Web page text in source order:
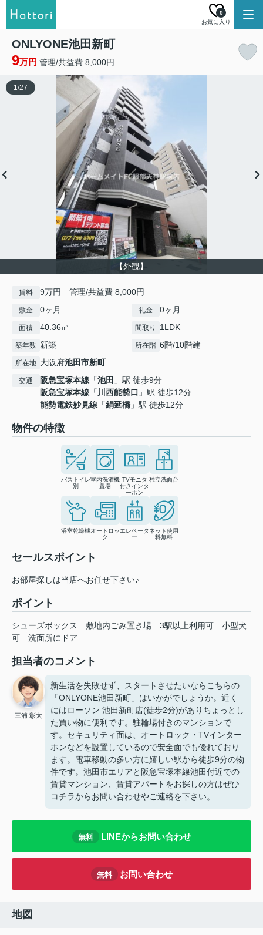
お気に入り
0
ONLYONE池田新町
9万円 管理/共益費 8,000円
【外観】
1/27
賃料 9万円 管理/共益費 8,000円
敷金 0ヶ月 礼金 0ヶ月
面積 40.36㎡ 間取り 1LDK
築年数 新築 所在階 6階/10階建
所在地 大阪府池田市新町
交通 阪急宝塚本線 「池田 」駅 徒歩9分
阪急宝塚本線 「 川西能勢口 」駅 徒歩12分
能勢電鉄妙見線 「絹延橋 」駅 徒歩12分
物件の特徴
バストイレ
別
室内洗濯機
置場
TVモニタ
付きインタ
ーホン
独立洗面台
浴室乾燥機オートロッ
ク
エレベータ
ー
ネット使用
料無料
セールスポイント
お部屋探しは当店へお任せ下さい♪
ポイント
シューズボックス 敷地内ごみ置き場 3駅以上利用可
小型犬
可
洗面所にドア
担当者のコメント
三浦 彰太
新生活を失敗せず、スタートさせたいならこちらの
「ONLYONE池田新町」はいかがでしょうか。近く
にはローソン 池田新町店(徒歩2分)がありちょっとし
た買い物に便利です。駐輪場付きのマンションで
す。セキュリティ面は、オートロック・TVインター
ホンなどを設置しているので安全面でも優れており
ます。電車移動の多い方に嬉しい駅から徒歩9分の物
件です。池田市エリアと阪急宝塚本線池田付近での
賃貸マンション、賃貸アパートをお探しの方はぜひ
コチラからお問い合わせやご連絡を下さい。
無料 LINEからお問い合わせ
無料 お問い合わせ
地図